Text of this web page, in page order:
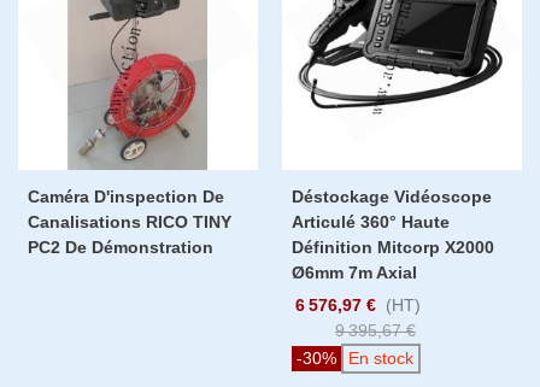
Caméra D'inspection De
Canalisations RICO TINY
PC2 De Démonstration
Déstockage Vidéoscope
Articulé 360° Haute
Définition Mitcorp X2000
Ø6mm 7m Axial
6 576,97 € (HT)
9 395,67 €
-30%
En stock